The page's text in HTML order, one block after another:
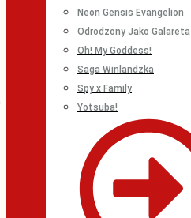
Neon Gensis Evangelion
Odrodzony Jako Galareta
Oh! My Goddess!
Saga Winlandzka
Spy x Family
Yotsuba!